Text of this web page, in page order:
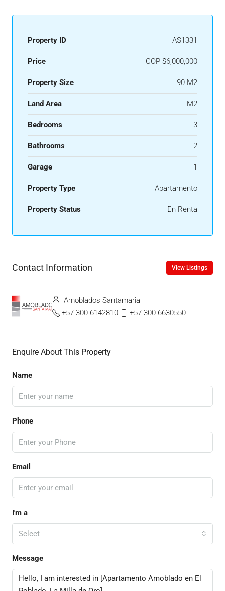
Property ID AS1331
Price COP $6,000,000
Property Size 90 M2
Land Area M2
Bedrooms 3
Bathrooms 2
Garage 1
Property Type Apartamento
Property Status En Renta
Contact Information View Listings
Amoblados Santamaria
+57 300 6142810
+57 300 6630550
Enquire About This Property
Name
Phone
Email
I'm a
Select
Message